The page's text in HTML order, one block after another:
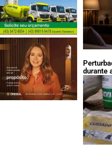
durante